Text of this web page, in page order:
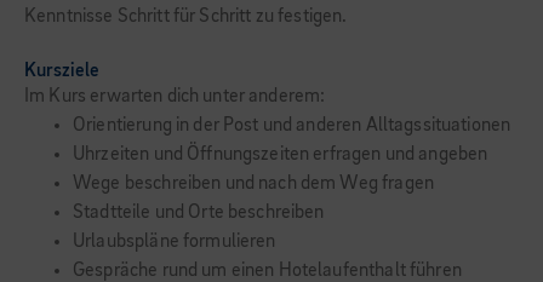
Kenntnisse Schritt für Schritt zu festigen.
Kursziele
Im Kurs erwarten dich unter anderem:
Orientierung in der Post und anderen Alltagssituationen
Uhrzeiten und Öffnungszeiten erfragen und angeben
Wege beschreiben und nach dem Weg fragen
Stadtteile und Orte beschreiben
Urlaubspläne formulieren
Gespräche rund um einen Hotelaufenthalt führen